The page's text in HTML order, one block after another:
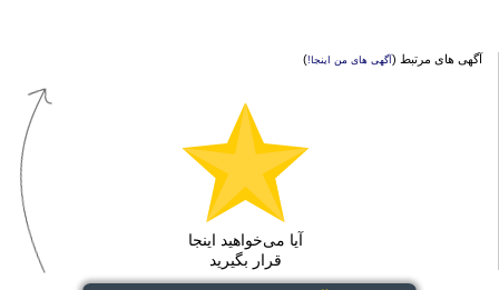
آگهی های مرتبط (آگهی های من اینجا!)
آیا می‌خواهید اینجا
قرار بگیرید